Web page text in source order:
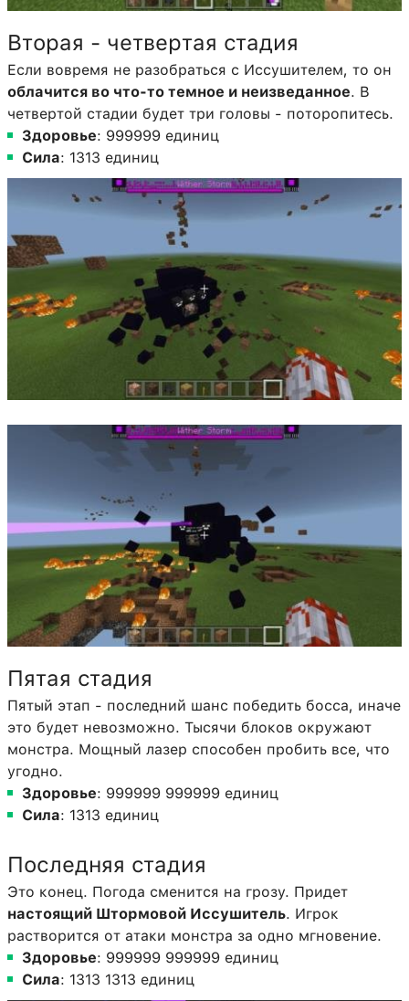
Вторая - четвертая стадия
Если вовремя не разобраться с Иссушителем, то он
облачится во что-то темное и неизведанное. В
четвертой стадии будет три головы - поторопитесь.
Здоровье: 999999 единиц
Сила: 1313 единиц
Пятая стадия
Пятый этап - последний шанс победить босса, иначе
это будет невозможно. Тысячи блоков окружают
монстра. Мощный лазер способен пробить все, что
угодно.
Здоровье: 999999 999999 единиц
Сила: 1313 единиц
Последняя стадия
Это конец. Погода сменится на грозу. Придет
настоящий Штормовой Иссушитель. Игрок
растворится от атаки монстра за одно мгновение.
Здоровье: 999999 999999 единиц
Сила: 1313 1313 единиц